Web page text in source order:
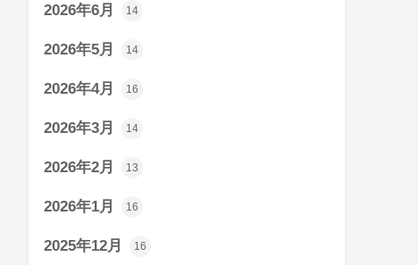
2026年6月 14
2026年5月 14
2026年4月 16
2026年3月 14
2026年2月 13
2026年1月 16
2025年12月 16